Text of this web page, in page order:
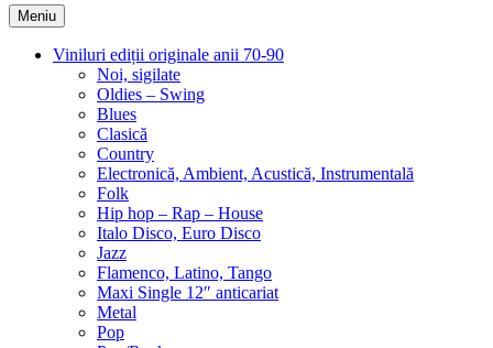
Meniu
Viniluri ediții originale anii 70-90
Noi, sigilate
Oldies – Swing
Blues
Clasică
Country
Electronică, Ambient, Acustică, Instrumentală
Folk
Hip hop – Rap – House
Italo Disco, Euro Disco
Jazz
Flamenco, Latino, Tango
Maxi Single 12″ anticariat
Metal
Pop